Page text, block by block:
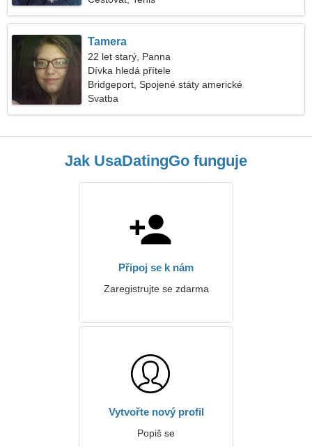
Tamera
22 let starý, Panna
Dívka hledá přítele
Bridgeport, Spojené státy americké
Svatba
Jak UsaDatingGo funguje
Připoj se k nám
Zaregistrujte se zdarma
Vytvořte nový profil
Popiš se